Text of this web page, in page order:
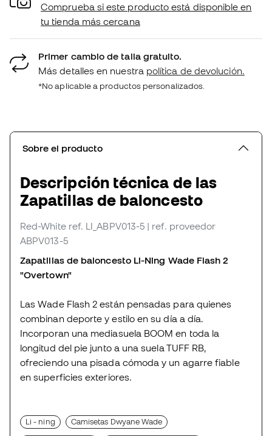
Comprueba si este producto está disponible en
tu tienda más cercana
Primer cambio de talla gratuito.
Más detalles en nuestra política de devolución.
*No aplicable a productos personalizados.
Sobre el producto
Descripción técnica de las
Zapatillas de baloncesto
Red-White ref. LI_ABPV013-5 | ref. proveedor
ABPV013-5
Zapatillas de baloncesto Li-Ning Wade Flash 2
"Overtown"
Las Wade Flash 2 están pensadas para quienes
combinan deporte y estilo en su día a día.
Incorporan una mediasuela BOOM en toda la
longitud del pie junto a una suela TUFF RB,
ofreciendo una pisada cómoda y un agarre fiable
en superficies exteriores.
Li - ning Camisetas Dwyane Wade